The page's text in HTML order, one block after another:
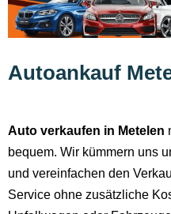
Autoankauf
Auto verkaufen in Metelen
bequem. Wir kümmern uns
und vereinfachen den
Service ohne zusätzliche